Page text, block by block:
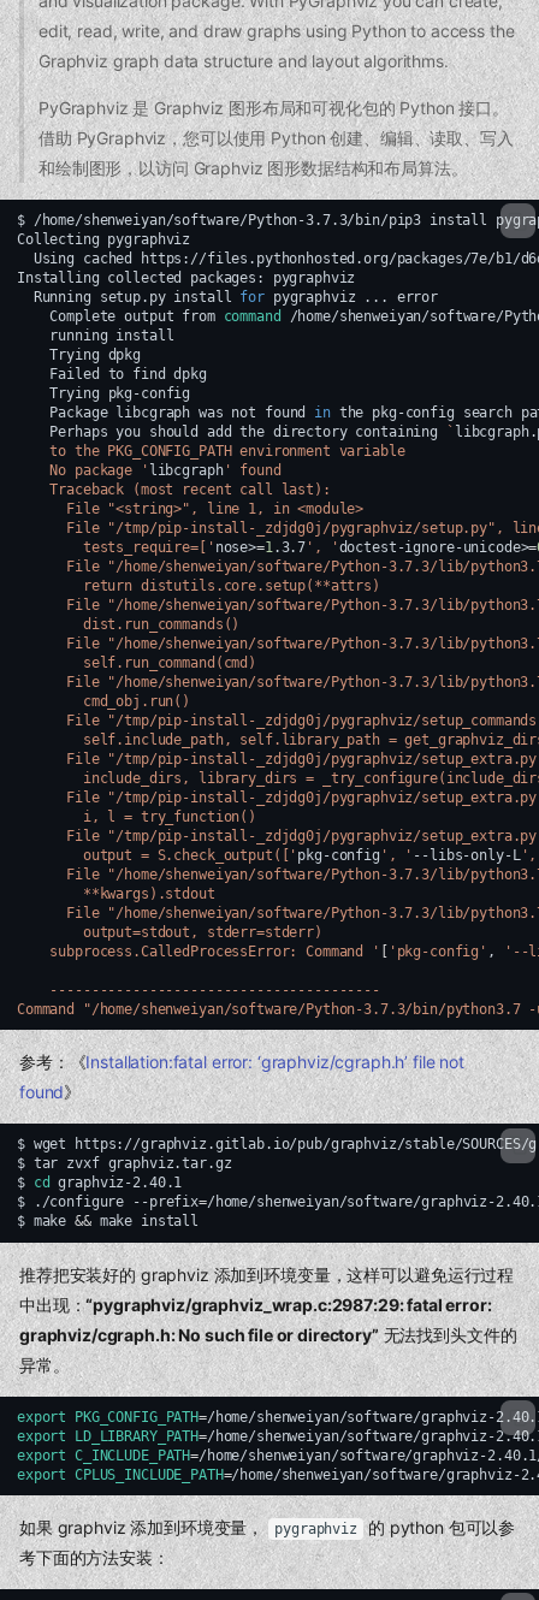
edit, read, write, and draw graphs using Python to access the
Graphviz graph data structure and layout algorithms.
PyGraphviz 是 Graphviz 图形布局和可视化包的 Python 接口。
借助 PyGraphviz，您可以使用 Python 创建、编辑、读取、写入
和绘制图形，以访问 Graphviz 图形数据结构和布局算法。
$ /home/shenweiyan/software/Python-3.7.3/bin/pip3 install
Collecting
Using
cached
https://files.pythonhosted.org/packages/7e/b1/
Installing collected packages:
Running
setup.py install for pygraphviz ...
Complete output from command
/home/shenweiyan/software/
running
Trying
Failed
to find
Trying
Package
libcgraph was not found in the pkg-config
search
Perhaps you should add the directory containing `
    to the PKG_CONFIG_PATH environment variable
    No package '
libcgraph' found
    Traceback (most recent call last):
      File "<string>", line 1, in <module>
File "/tmp/pip-install-_zdjdg0j/pygraphviz/setup.py",
        tests_require=['
nose>=1.3.7 ', ' doctest-ignore-unicode>=
File "/home/shenweiyan/software/Python-3.7.3/lib/
        return distutils.core.setup(**attrs)
File "/home/shenweiyan/software/Python-3.7.3/lib/
        dist.run_commands()
File "/home/shenweiyan/software/Python-3.7.3/lib/
        self.run_command(cmd)
File "/home/shenweiyan/software/Python-3.7.3/lib/
        cmd_obj.run()
File "/tmp/pip-install-_zdjdg0j/pygraphviz/
self.include_path, self.library_path =
File "/tmp/pip-install-_zdjdg0j/pygraphviz/
include_dirs, library_dirs =
File "/tmp/pip-install-_zdjdg0j/pygraphviz/
        i, l = try_function()
File "/tmp/pip-install-_zdjdg0j/pygraphviz/
        output = S.check_output(['
pkg-config ', ' --libs-only-L
File "/home/shenweiyan/software/Python-3.7.3/lib/
        **kwargs).stdout
File "/home/shenweiyan/software/Python-3.7.3/lib/
        output=stdout, stderr=stderr)
    subprocess.CalledProcessError: Command '
'pkg-config' , '--
    ----------------------------------------
Command "/home/shenweiyan/software/Python-3.7.3/bin/
参考：《Installation:fatal error: ‘graphviz/cgraph.h’ file not
found》
$ wget
https://graphviz.gitlab.io/pub/graphviz/stable/SOURCES/
$ tar zvxf graphviz.tar.gz
$ cd graphviz-2.40.1
$
./configure --prefix=/home/shenweiyan/software/graphviz-
$ make && make
推荐把安装好的 graphviz 添加到环境变量，这样可以避免运行过程
中出现：“pygraphviz/graphviz_wrap.c:2987:29: fatal error:
graphviz/cgraph.h: No such file or directory”无法找到头文件的
异常。
export PKG_CONFIG_PATH=/home/shenweiyan/software/graphviz-
export
LD_LIBRARY_PATH=/home/shenweiyan/software/graphviz-
export C_INCLUDE_PATH=/home/shenweiyan/software/graphviz-
export CPLUS_INCLUDE_PATH=/home/shenweiyan/software/graphviz-
如果 graphviz 添加到环境变量， pygraphviz 的 python 包可以参
考下面的方法安装：